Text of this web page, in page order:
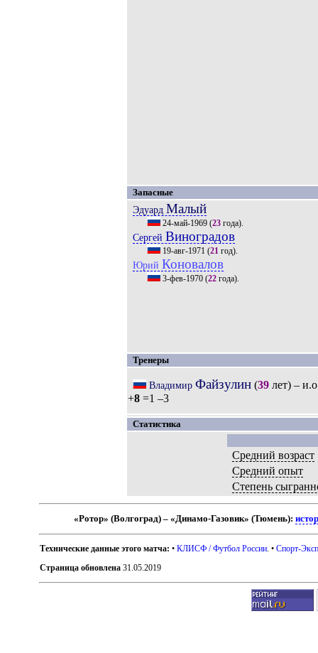
Запасные
Эдуард Малый
24-май-1969(23года).
Сергей Виноградов
19-авг-1971 (21год).
Юрий Коновалов
3-фев-1970(22года).
Тренеры
Владимир Файзулин(39лет) –
+8 =1 –3
Статистика
Средний возраст
Средний опыт
Степень
«Ротор» (Волгоград) – «Динамо-Газовик» (Тюмень):
Технические данные этого матча: •КЛИСФ / Футбол России . •Спорт-
Страница обновлена 31.05.2019